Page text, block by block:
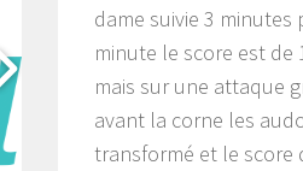
dame suivie 3 minutes
minute le score est
mais sur une attaque
avant la corne les
transformé et le score